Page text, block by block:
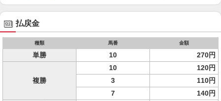
払戻金
種類 馬番 金額
単勝 10 270円
複勝
10
120円
3
110円
7
140円